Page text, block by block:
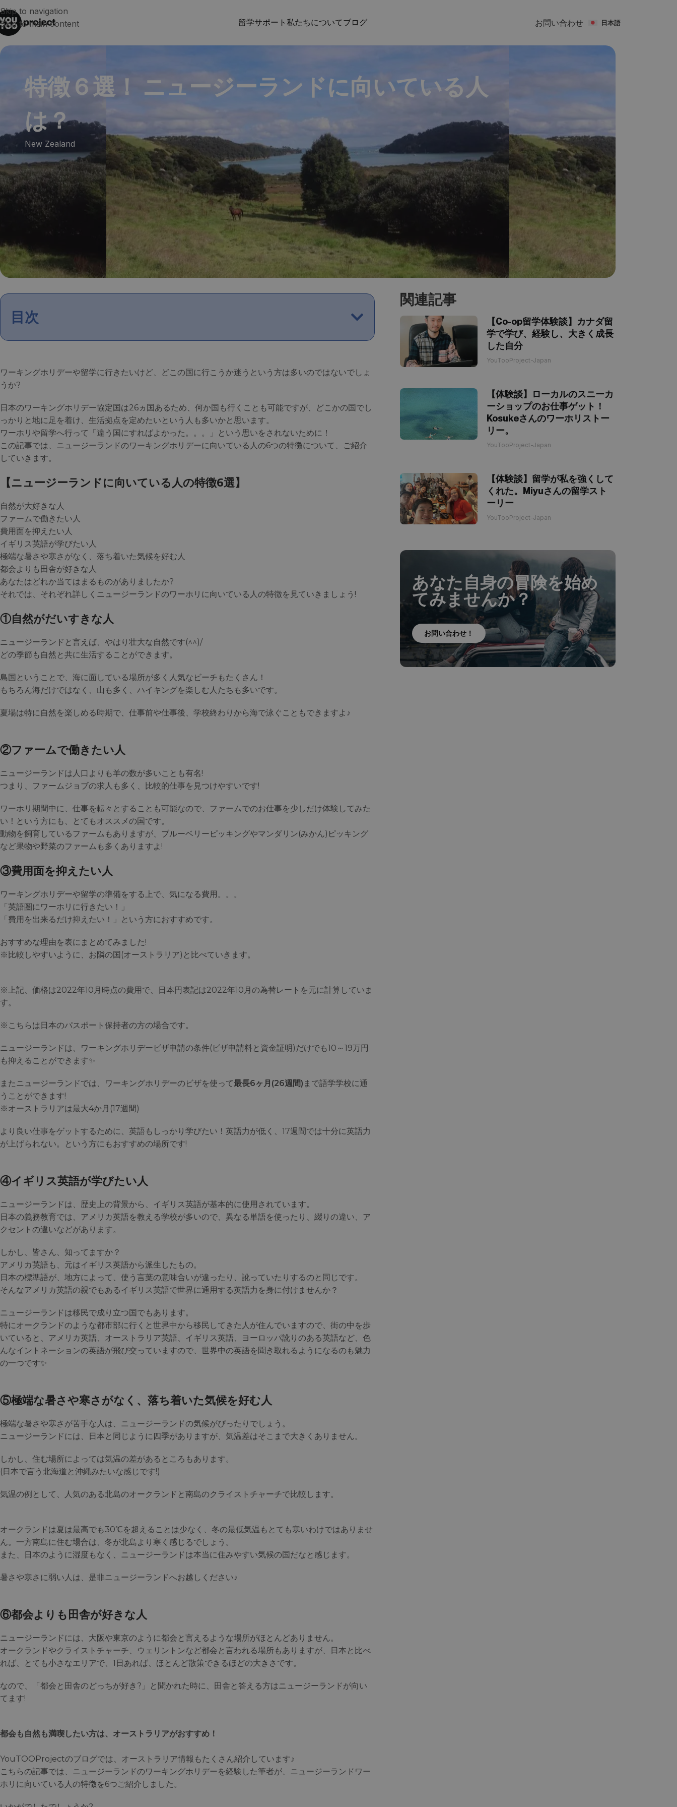
Skip to navigation
Skip to main content
留学サポート 私たちについて ブログ お問い合わせ 日本語
特徴６選！ ニュージーランドに向いている人
は？
New Zealand
目次
ワーキングホリデーや留学に行きたいけど、どこの国に行こうか迷うという方は多いのではないでしょ
うか?
日本のワーキングホリデー協定国は26ヵ国あるため、何か国も行くことも可能ですが、どこかの国でし
っかりと地に足を着け、生活拠点を定めたいという人も多いかと思います。
ワーホリや留学へ行って「違う国にすればよかった。。。」という思いをされないために！
この記事では、ニュージーランドのワーキングホリデーに向いている人の6つの特徴について、ご紹介
していきます。
【ニュージーランドに向いている人の特徴6選】
自然が大好きな人
ファームで働きたい人
費用面を抑えたい人
イギリス英語が学びたい人
極端な暑さや寒さがなく、落ち着いた気候を好む人
都会よりも田舎が好きな人
あなたはどれか当てはまるものがありましたか?
それでは、それぞれ詳しくニュージーランドのワーホリに向いている人の特徴を見ていきましょう!
①自然がだいすきな人
ニュージーランドと言えば、やはり壮大な自然です(^^)/
どの季節も自然と共に生活することができます。
島国ということで、海に面している場所が多く人気なビーチもたくさん！
もちろん海だけではなく、山も多く、ハイキングを楽しむ人たちも多いです。
夏場は特に自然を楽しめる時期で、仕事前や仕事後、学校終わりから海で泳ぐこともできますよ♪
②ファームで働きたい人
ニュージーランドは人口よりも羊の数が多いことも有名!
つまり、ファームジョブの求人も多く、比較的仕事を見つけやすいです!
ワーホリ期間中に、仕事を転々とすることも可能なので、ファームでのお仕事を少しだけ体験してみた
い！という方にも、とてもオススメの国です。
動物を飼育しているファームもありますが、ブルーベリーピッキングやマンダリン(みかん)ピッキング
など果物や野菜のファームも多くありますよ!
③費用面を抑えたい人
ワーキングホリデーや留学の準備をする上で、気になる費用。。。
「英語圏にワーホリに行きたい！」
「費用を出来るだけ抑えたい！」という方におすすめです。
おすすめな理由を表にまとめてみました!
※比較しやすいように、お隣の国(オーストラリア)と比べていきます。
※上記、価格は2022年10月時点の費用で、日本円表記は2022年10月の為替レートを元に計算していま
す。
※こちらは日本のパスポート保持者の方の場合です。
ニュージーランドは、ワーキングホリデービザ申請の条件(ビザ申請料と資金証明)だけでも10～19万円
も抑えることができます✨
またニュージーランドでは、ワーキングホリデーのビザを使って最長6ヶ月(26週間) まで語学学校に通
うことができます!
※オーストラリアは最大4か月(17週間)
より良い仕事をゲットするために、英語もしっかり学びたい！英語力が低く、17週間では十分に英語力
が上げられない。という方にもおすすめの場所です!
④イギリス英語が学びたい人
ニュージーランドは、歴史上の背景から、イギリス英語が基本的に使用されています。
日本の義務教育では、アメリカ英語を教える学校が多いので、異なる単語を使ったり、綴りの違い、ア
クセントの違いなどがあります。
しかし、皆さん、知ってますか？
アメリカ英語も、元はイギリス英語から派生したもの。
日本の標準語が、地方によって、使う言葉の意味合いが違ったり、訛っていたりするのと同じです。
そんなアメリカ英語の親でもあるイギリス英語で世界に通用する英語力を身に付けませんか？
ニュージーランドは移民で成り立つ国でもあります。
特にオークランドのような都市部に行くと世界中から移民してきた人が住んでいますので、街の中を歩
いていると、アメリカ英語、オーストラリア英語、イギリス英語、ヨーロッパ訛りのある英語など、色
んなイントネーションの英語が飛び交っていますので、世界中の英語を聞き取れるようになるのも魅力
の一つです✨
⑤極端な暑さや寒さがなく、落ち着いた気候を好む人
極端な暑さや寒さが苦手な人は、ニュージーランドの気候がぴったりでしょう。
ニュージーランドには、日本と同じように四季がありますが、気温差はそこまで大きくありません。
しかし、住む場所によっては気温の差があるところもあります。
(日本で言う北海道と沖縄みたいな感じです!)
気温の例として、人気のある北島のオークランドと南島のクライストチャーチで比較します。
オークランドは夏は最高でも30℃を超えることは少なく、冬の最低気温もとても寒いわけではありませ
ん。一方南島に住む場合は、冬が北島より寒く感じるでしょう。
また、日本のように湿度もなく、ニュージーランドは本当に住みやすい気候の国だなと感じます。
暑さや寒さに弱い人は、是非ニュージーランドへお越しください♪
⑥都会よりも田舎が好きな人
ニュージーランドには、大阪や東京のように都会と言えるような場所がほとんどありません。
オークランドやクライストチャーチ、ウェリントンなど都会と言われる場所もありますが、日本と比べ
れば、とても小さなエリアで、1日あれば、ほとんど散策できるほどの大きさです。
なので、「都会と田舎のどっちが好き?」と聞かれた時に、田舎と答える方はニュージーランドが向い
てます!
都会も自然も満喫したい方は、オーストラリアがおすすめ！
YouTOOProjectのブログでは、オーストラリア情報もたくさん紹介しています♪
こちらの記事では、ニュージーランドのワーキングホリデーを経験した筆者が、ニュージーランドワー
ホリに向いている人の特徴を6つご紹介しました。
関連記事
【Co-op留学体験談】カナダ留
学で学び、経験し、大きく成長
した自分
YouTooProject-Japan
【体験談】ローカルのスニーカ
ーショップのお仕事ゲット！
Kosukeさんのワーホリストー
リー。
YouTooProject-Japan
【体験談】留学が私を強くして
くれた。Miyuさんの留学スト
ーリー
YouTooProject-Japan
あなた自身の冒険を始め
てみませんか？
お問い合わせ！